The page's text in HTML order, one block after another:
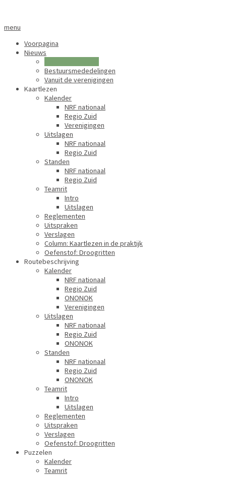
menu
Voorpagina
Nieuws
Bestuursmededelingen
Vanuit de verenigingen
Kaartlezen
Kalender
NRF nationaal
Regio Zuid
Verenigingen
Uitslagen
NRF nationaal
Regio Zuid
Standen
NRF nationaal
Regio Zuid
Teamrit
Intro
Uitslagen
Reglementen
Uitspraken
Verslagen
Column: Kaartlezen in de praktijk
Oefenstof: Droogritten
Routebeschrijving
Kalender
NRF nationaal
Regio Zuid
ONONOK
Verenigingen
Uitslagen
NRF nationaal
Regio Zuid
ONONOK
Standen
NRF nationaal
Regio Zuid
ONONOK
Teamrit
Intro
Uitslagen
Reglementen
Uitspraken
Verslagen
Oefenstof: Droogritten
Puzzelen
Kalender
Teamrit